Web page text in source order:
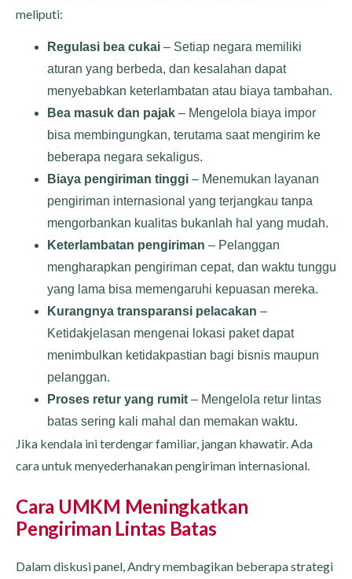
meliputi:
Regulasi bea cukai – Setiap negara memiliki
aturan yang berbeda, dan kesalahan dapat
menyebabkan keterlambatan atau biaya tambahan.
Bea masuk dan pajak – Mengelola biaya impor
bisa membingungkan, terutama saat mengirim ke
beberapa negara sekaligus.
Biaya pengiriman tinggi – Menemukan layanan
pengiriman internasional yang terjangkau tanpa
mengorbankan kualitas bukanlah hal yang mudah.
Keterlambatan pengiriman – Pelanggan
mengharapkan pengiriman cepat, dan waktu tunggu
yang lama bisa memengaruhi kepuasan mereka.
Kurangnya transparansi pelacakan –
Ketidakjelasan mengenai lokasi paket dapat
menimbulkan ketidakpastian bagi bisnis maupun
pelanggan.
Proses retur yang rumit – Mengelola retur lintas
batas sering kali mahal dan memakan waktu.
Jika kendala ini terdengar familiar, jangan khawatir. Ada
cara untuk menyederhanakan pengiriman internasional.
Cara UMKM Meningkatkan
Pengiriman Lintas Batas
Dalam diskusi panel, Andry membagikan beberapa strategi